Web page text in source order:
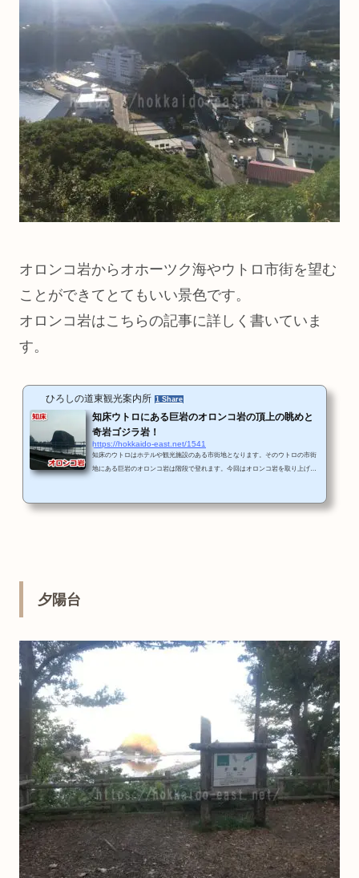
オロンコ岩からオホーツク海やウトロ市街を望む
ことができてとてもいい景色です。
オロンコ岩はこちらの記事に詳しく書いていま
す。
ひろしの道東観光案内所 1 Share
知床ウトロにある巨岩のオロンコ岩の頂上の眺めと
奇岩ゴジラ岩！
https://hokkaido-east.net/1541
知床のウトロはホテルや観光施設のある市街地となります。そのウトロの市街
地にある巨岩のオロンコ岩は階段で登れます。今回はオロンコ岩を取り上げま
と言われる奇岩もあります。 こちらもオロンコ岩から歩いてすぐのところにあ
夕陽台